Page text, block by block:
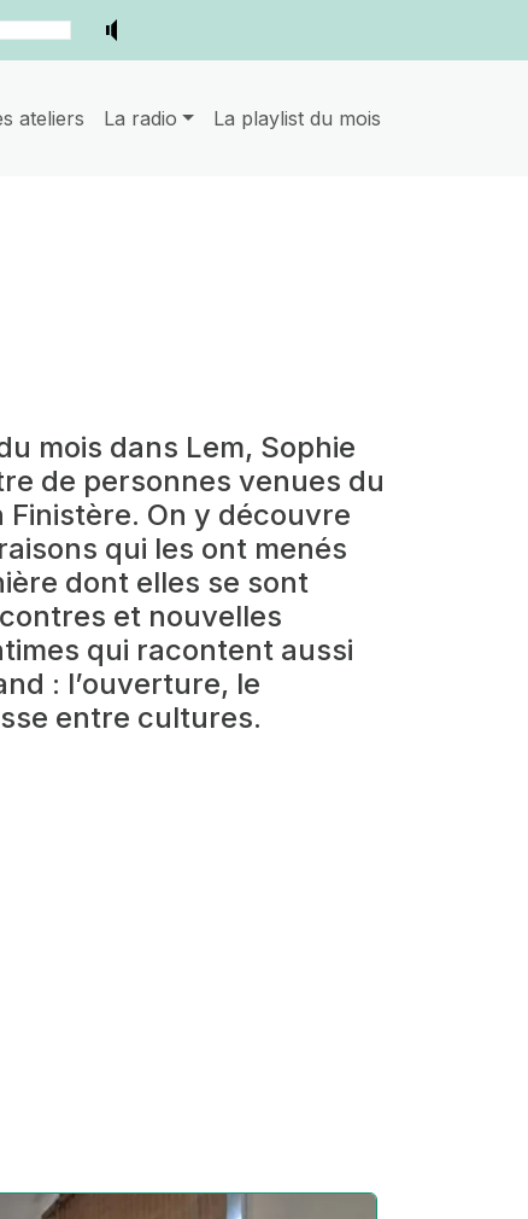
ateliers La radio La playlist du mois
mois dans Lem, Sophie
de personnes venues du
On y découvre
qui les ont menés
dont elles se sont
et nouvelles
qui racontent aussi
: l’ouverture, le
entre cultures.